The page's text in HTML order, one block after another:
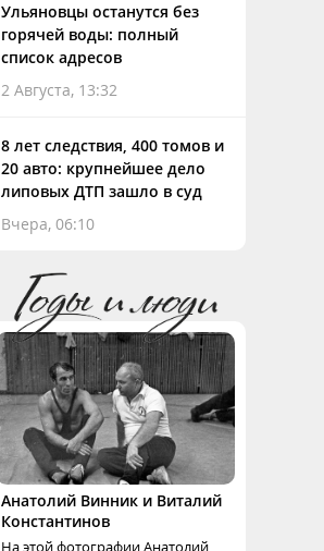
Ульяновцы останутся без
горячей воды: полный
список адресов
2 Августа, 13:32
8 лет следствия, 400 томов и
20 авто: крупнейшее дело
липовых ДТП зашло в суд
Вчера, 06:10
Анатолий Винник и Виталий
Константинов
На этой фотографии Анатолий